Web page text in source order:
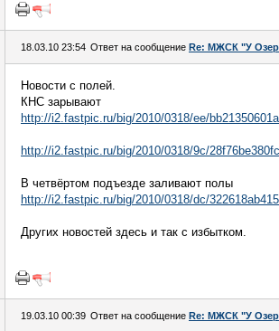
18.03.10 23:54 Ответ на сообщение Re: МЖСК "У
Новости с полей.
КНС зарывают
http://i2.fastpic.ru/big/2010/0318/ee/
http://i2.fastpic.ru/big/2010/0318/9c/
В четвёртом подъезде заливают полы
http://i2.fastpic.ru/big/2010/0318/dc/
Других новостей здесь и так с избытком.
19.03.10 00:39 Ответ на сообщение Re: МЖСК "У